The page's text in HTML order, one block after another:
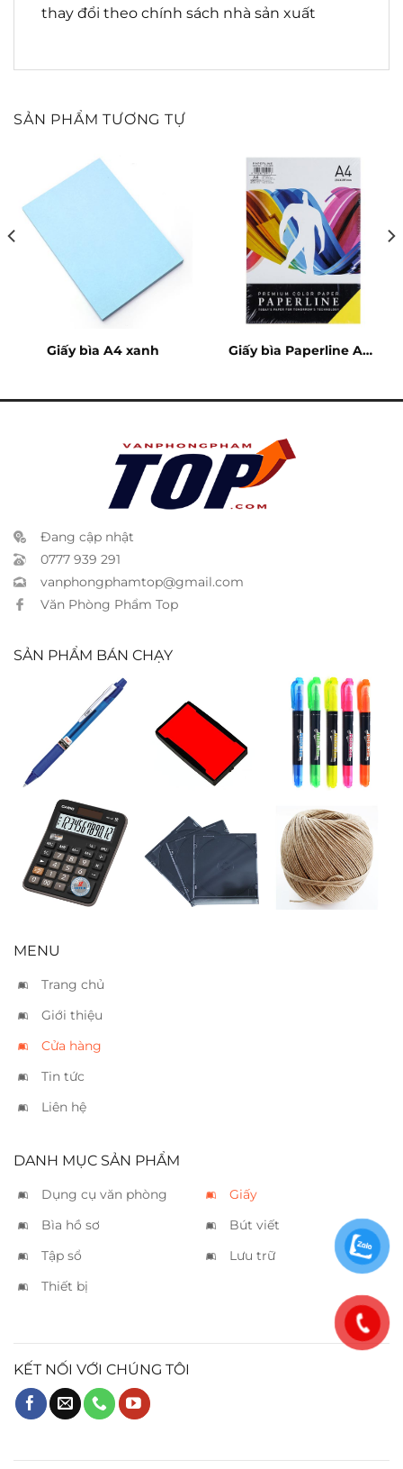
thay đổi theo chính sách nhà sản xuất
SẢN PHẨM TƯƠNG TỰ
Giấy bìa A4 xanh
Giấy bìa Paperline A4
Đang cập nhật
0777 939 291
vanphongphamtop@gmail.com
Văn Phòng Phẩm Top
SẢN PHẨM BÁN CHẠY
Bút bi Spring
Tampon Shiny
đỏ S-824-7
Bút dạ quang
TL HL03 5 màu
Casio MX-12B Vỏ CD mica Dây thừng nhỏ
MENU
Trang chủ
Giới thiệu
Cửa hàng
Tin tức
Liên hệ
DANH MỤC SẢN PHẨM
Dụng cụ văn phòng
Giấy
Bìa hồ sơ
Bút viết
Tập sổ
Lưu trữ
Thiết bị
KẾT NỐI VỚI CHÚNG TÔI